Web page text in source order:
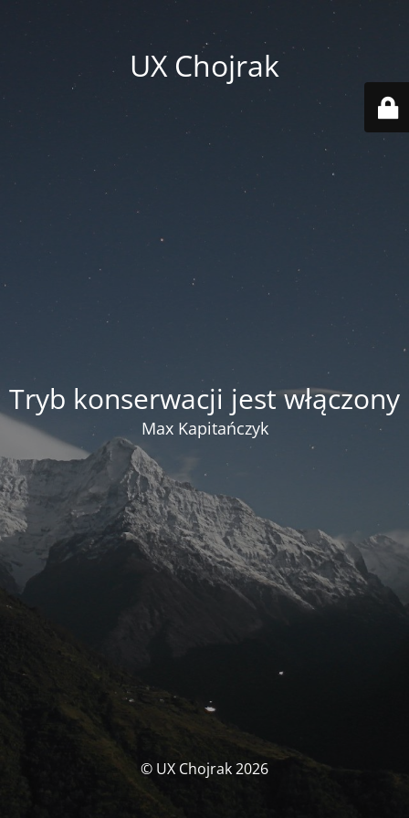
UX Chojrak
Tryb konserwacji jest włączony
Max Kapitańczyk
© UX Chojrak 2026